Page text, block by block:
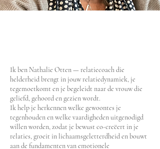
Ik ben Nathalie Otten — relatiecoach die
helderheid brengt in jouw relatiedynamiek, je
tegemoetkomt en je begeleidt naar de vrouw die
geliefd, gehoord en gezien wordt.
Ik help je herkennen welke gewoontes je
tegenhouden en welke vaardigheden uitgenodigd
willen worden, zodat je bewust co-creëert in je
relaties, groeit in lichaamsgeletterdheid en bouwt
aan de fundamenten van emotionele